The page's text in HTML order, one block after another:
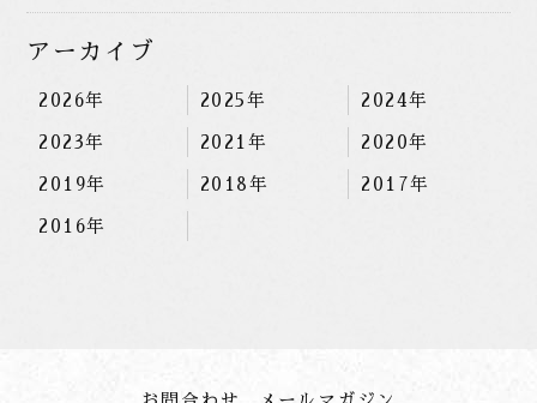
アーカイブ
2026年 2025年 2024年
2023年 2021年 2020年
2019年 2018年 2017年
2016年